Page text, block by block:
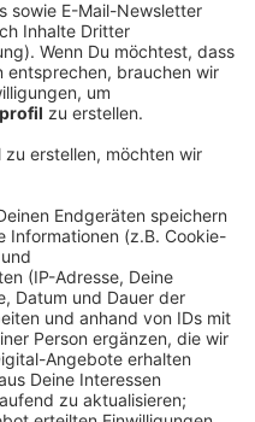
anderem schon mit
Tove Lo
auch mit Katy
I'm Gone". Eine
Über ein
erzählt von einem Ex,
und immer noch
Hauch melancholisch,
clubtauglich.